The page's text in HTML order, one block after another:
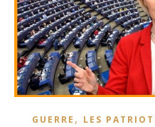
GUERRE , LES